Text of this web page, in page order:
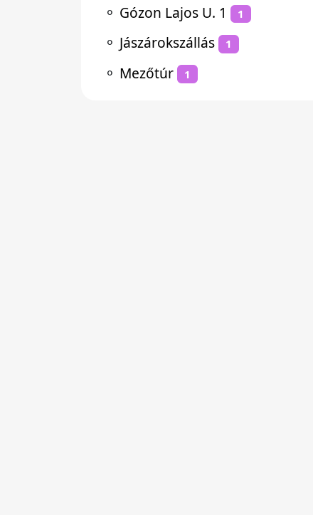
⚬ Gózon Lajos U. 1 1
⚬ Jászárokszállás 1
⚬ Mezőtúr 1